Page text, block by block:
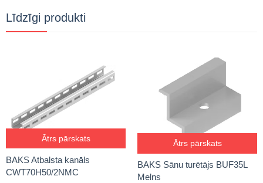
Līdzīgi produkti
Ātrs pārskats
BAKS Atbalsta kanāls
CWT70H50/2NMC
Ātrs pārskats
BAKS Sānu turētājs BUF35L
Melns